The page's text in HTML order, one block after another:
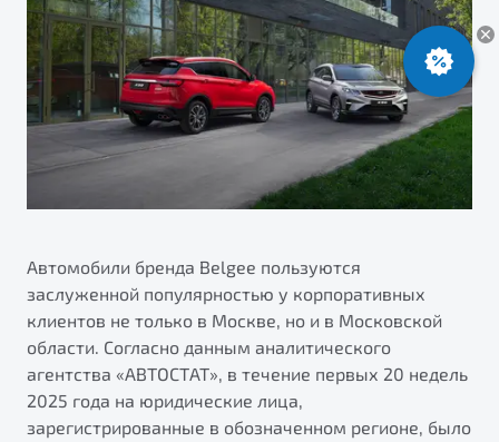
Яркий кроссовер
от 2 219 990 ₽*
Автокредит
Трейд-ин
Страхование
Расчет КАСКО
ПОДДЕРЖКА
Гарантия Belgee
Клиентская поддержка
Помощь на дорогах
Belgee Плюс
Реферальная программа
О дилерском центре
Правовая информация
Автомобили бренда Belgee пользуются
заслуженной популярностью у корпоративных
клиентов не только в Москве, но и в Московской
области. Согласно данным аналитического
агентства «АВТОСТАТ», в течение первых 20 недель
2025 года на юридические лица,
зарегистрированные в обозначенном регионе, было